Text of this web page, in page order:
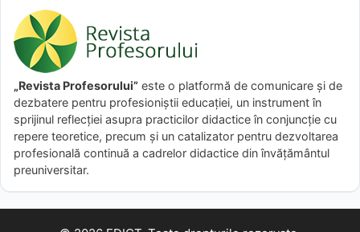
„Revista Profesorului” este o platformă de comunicare și de
dezbatere pentru profesioniștii educației, un instrument în
sprijinul reflecției asupra practicilor didactice în conjuncție cu
repere teoretice, precum și un catalizator pentru dezvoltarea
profesională continuă a cadrelor didactice din învățământul
preuniversitar.